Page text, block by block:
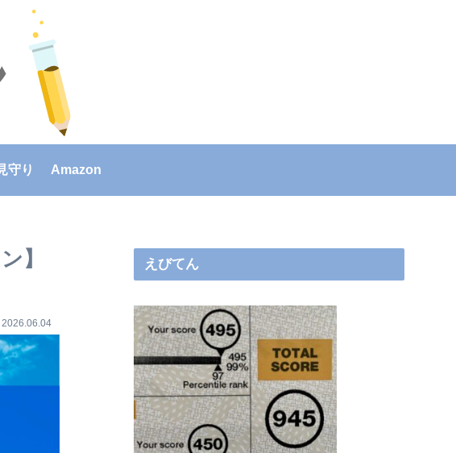
守り Amazon
】
2026.06.04
えびてん